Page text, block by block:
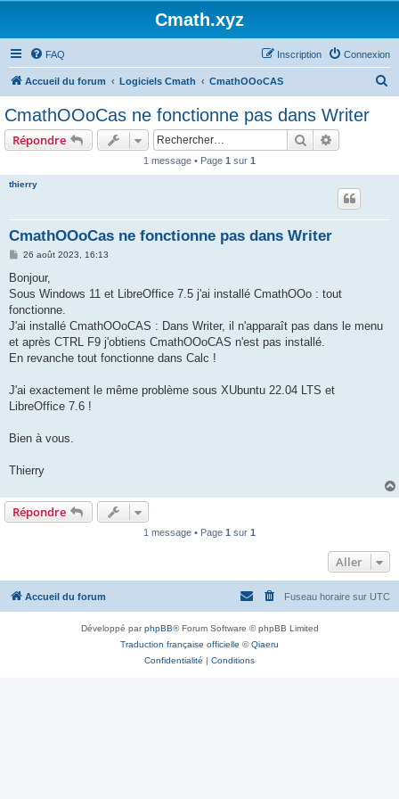
Cmath.xyz
FAQ Connexion
Inscription
Accueil du forum Logiciels Cmath CmathOOoCAS
CmathOOoCas ne fonctionne pas dans Writer
Répondre Rechercher
1 message • Page 1 sur 1
thierry
CmathOOoCas ne fonctionne pas dans Writer
M
s
a
g
26 août 2023, 16:13
Bonjour,
Sous Windows 11 et LibreOffice 7.5 j'ai installé CmathOOo : tout
fonctionne.
J'ai installé CmathOOoCAS : Dans Writer, il n'apparaît pas dans le menu
et après CTRL F9 j'obtiens CmathOOoCAS n'est pas installé.
En revanche tout fonctionne dans Calc !
J'ai exactement le même problème sous XUbuntu 22.04 LTS et
LibreOffice 7.6 !
Bien à vous.
Thierry
Répondre
1 message • Page 1 sur 1
Aller
Accueil du forum Fuseau horaire sur UTC
Développé parphpBB® Forum Software © phpBB Limited
Traduction française officielle ©Qiaeru
Confidentialité | Conditions